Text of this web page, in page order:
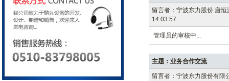
留言者：宁波东力股份 唐
14:03:57
管理员的审核中...
主题：业务合作交流
留言者：宁波东力股份有